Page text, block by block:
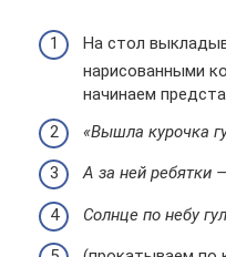
На стол
нарисованными
начинаем
«Вышла курочка
А за ней ребятки
Солнце по небу